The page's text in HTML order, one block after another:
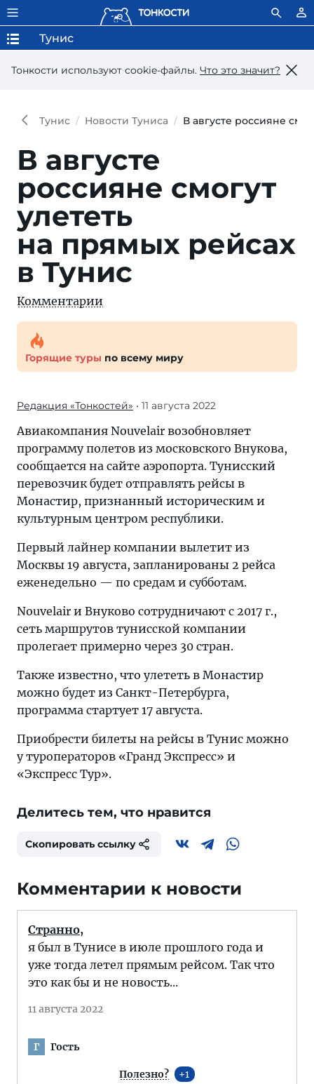
Тонкости используют сookie-файлы. Что это значит?
Тунис
Тунис Новости Туниса В августе россияне
В августе
россияне смогут
улететь
на прямых рейсах
в Тунис
Комментарии
Горящие туры по всему миру
Редакция «Тонкостей» • 11 августа 2022
Авиакомпания Nouvelair возобновляет
программу полетов из московского Внукова,
сообщается на сайте аэропорта. Тунисский
перевозчик будет отправлять рейсы в
Монастир, признанный историческим и
культурным центром республики.
Первый лайнер компании вылетит из
Москвы 19 августа, запланированы 2 рейса
еженедельно — по средам и субботам.
Nouvelair и Внуково сотрудничают с 2017 г.,
сеть маршрутов тунисской компании
пролегает примерно через 30 стран.
Также известно, что улететь в Монастир
можно будет из Санкт-Петербурга,
программа стартует 17 августа.
Приобрести билеты на рейсы в Тунис можно
у туроператоров «Гранд Экспресс» и
«Экспресс Тур».
Делитесь тем, что нравится
Скопировать ссылку
Комментарии к новости
Странно,
я был в Тунисе в июле прошлого года и
уже тогда летел прямым рейсом. Так что
это как бы и не новость...
11 августа 2022
Г Гость
Полезно? 1